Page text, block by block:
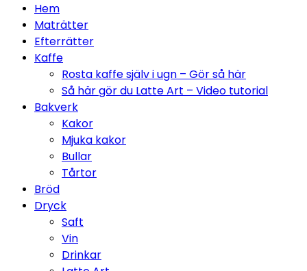
Hem
Maträtter
Efterrätter
Kaffe
Rosta kaffe själv i ugn – Gör så här
Så här gör du Latte Art – Video tutorial
Bakverk
Kakor
Mjuka kakor
Bullar
Tårtor
Bröd
Dryck
Saft
Vin
Drinkar